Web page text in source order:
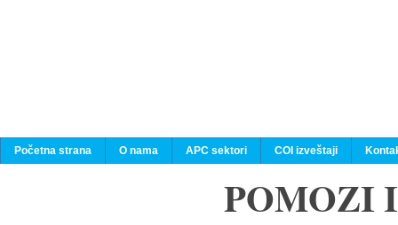
Početna strana O nama APC sektori COI izveštaji
POMOZI